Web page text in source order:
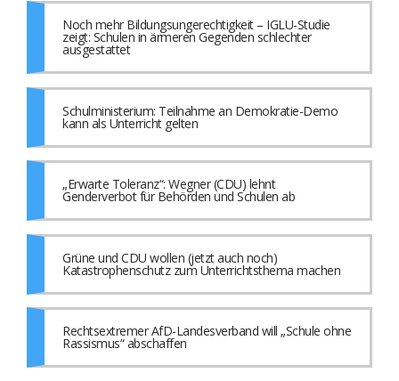
Noch mehr Bildungsungerechtigkeit – IGLU-Studie
zeigt: Schulen in ärmeren Gegenden schlechter
ausgestattet
Schulministerium: Teilnahme an Demokratie-Demo
kann als Unterricht gelten
„Erwarte Toleranz“: Wegner (CDU) lehnt
Genderverbot für Behörden und Schulen ab
Grüne und CDU wollen (jetzt auch noch)
Katastrophenschutz zum Unterrichtsthema machen
Rechtsextremer AfD-Landesverband will „Schule ohne
Rassismus“ abschaffen